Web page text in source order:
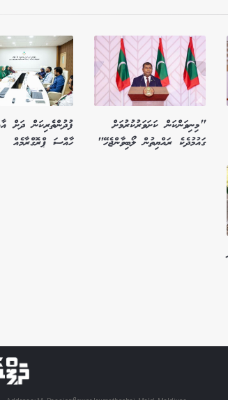
"މިނިވަންކަން ކަށަވަރުކުރުމަށް
ގައުމުދެކެ ރައްޔިތުން ލޯބިވާންޖެހޭ"
ފުދުންތެރިކަން ދަށް
ހާއްސަ ޕްރޮގްރާމެއް